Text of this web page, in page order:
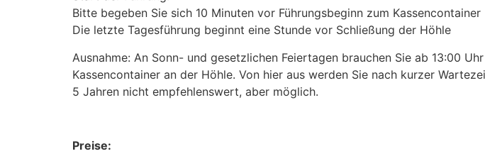
Bitte begeben Sie sich 10 Minuten vor Führungsbeginn zum Kassencontainer
Die letzte Tagesführung beginnt eine Stunde vor Schließung der Höhle
Ausnahme: An Sonn- und gesetzlichen Feiertagen brauchen Sie ab 13:00
Kassencontainer an der Höhle. Von hier aus werden Sie nach kurzer
5 Jahren nicht empfehlenswert, aber möglich.
Preise: